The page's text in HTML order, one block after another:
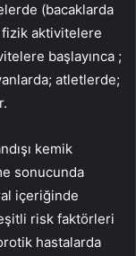
(bacaklarda
fizik aktivitelere
başlayınca ;
atletlerde;
kemik
sonucunda
içeriğinde
risk faktörleri
hastalarda